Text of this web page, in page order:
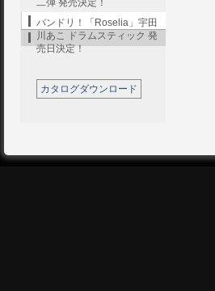
二弾 発売決定！
バンドリ！「Roselia」宇田
川あこ ドラムスティック 発
売日決定！
カタログダウンロード